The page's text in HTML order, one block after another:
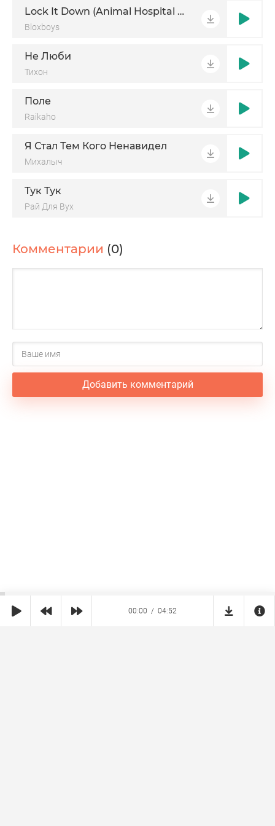
Нам в детство никогда уж не вернуться
Лишь иногда мы можем только оглянуться
Как жизнь прожили нам
Lock It Down (Animal Hospital Song)
Bloxboys
Не Люби
Тихон
Поле
Raikaho
Я Стал Тем Кого Ненавидел
Михалыч
Тук Тук
Рай Для Вух
Комментарии (0)
Добавить комментарий
00:00 04:52